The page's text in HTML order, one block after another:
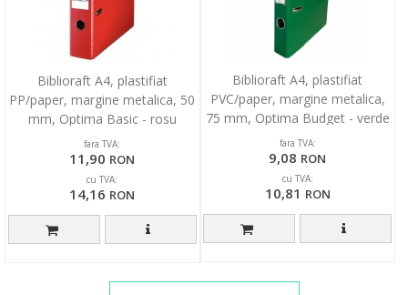
Biblioraft A4, plastifiat
PP/paper, margine metalica, 50
mm, Optima Basic - rosu
fara TVA:
11,90 RON
cu TVA:
14,16 RON
Biblioraft A4, plastifiat
PVC/paper, margine metalica,
75 mm, Optima Budget - verde
fara TVA:
9,08 RON
cu TVA:
10,81 RON